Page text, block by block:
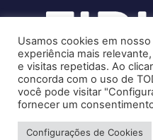
Soluções contábeis-fiscais-
Usamos cookies em
experiência mais
e visitas repetidas. Ao
concorda com o uso de
você pode visitar
fornecer um
Configurações de Cookies